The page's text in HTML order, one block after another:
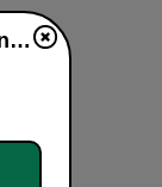
NRJ BOOST MATINAL en ligne